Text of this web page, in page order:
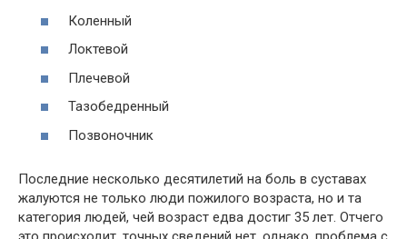
Коленный
Локтевой
Плечевой
Тазобедренный
Позвоночник
Последние несколько десятилетий на боль в суставах
жалуются не только люди пожилого возраста, но и та
категория людей, чей возраст едва достиг 35 лет. Отчего